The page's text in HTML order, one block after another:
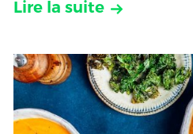
Lire la suite